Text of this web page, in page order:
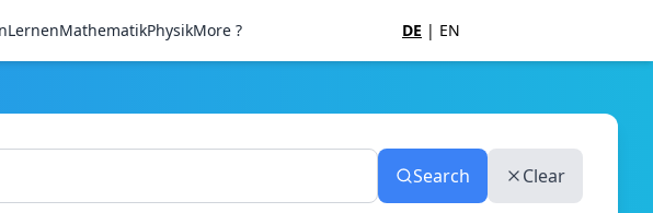
MathematikPhysikMore ? DE | EN
Search Clear